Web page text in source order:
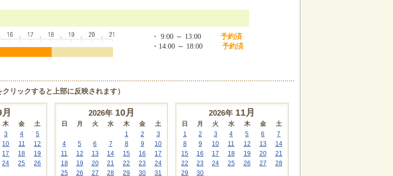
・ 9:00 ～ 13:00
予約済
・14:00 ～ 18:00
予約済
リックすると上部に反映されます）
月
木 金
土
3 4
5
10 11
12
17 18
19
24 25
26
2026年 10月
日 月 火 水 木 金
土
1
2
3
4
5 6 7 8 9
10
11
12 13 14 15 16
17
18
19 20 21 22 23
24
25
26 27 28 29 30 31
2026年 11月
日 月 火 水 木 金
土
1
2 3 4 5 6
7
8
9 10 11 12 13
14
15
16 17 18 19 20
21
22
23 24 25 26 27
28
29
30